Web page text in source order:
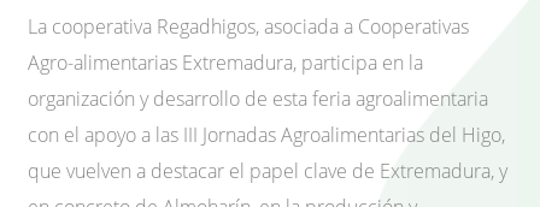
La cooperativa Regadhigos, asociada a Cooperativas
Agro-alimentarias Extremadura, participa en la
organización y desarrollo de esta feria agroalimentaria
con el apoyo a las III Jornadas Agroalimentarias del Higo,
que vuelven a destacar el papel clave de Extremadura, y